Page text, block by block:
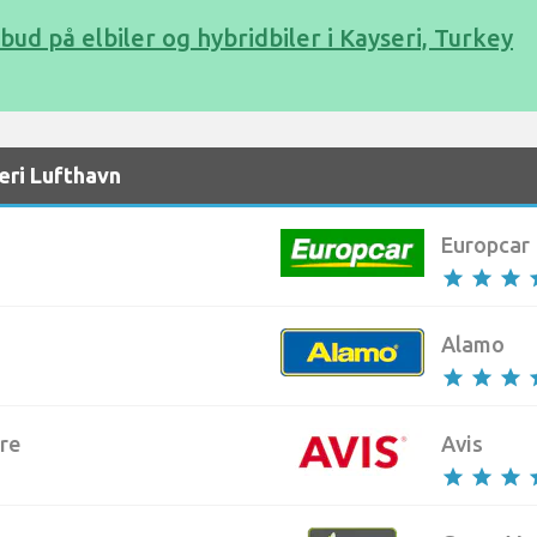
på elbiler og hybridbiler i Kayseri, Turkey
Lufthavn
Europcar
star star star
Alamo
star star star
Avis
star star star